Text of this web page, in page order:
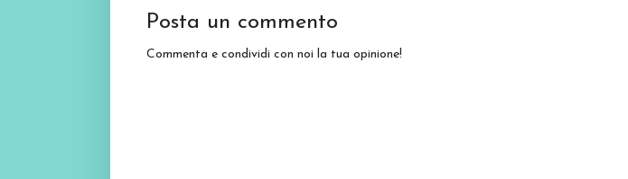
Posta un commento
Commenta e condividi con noi la tua opinione!